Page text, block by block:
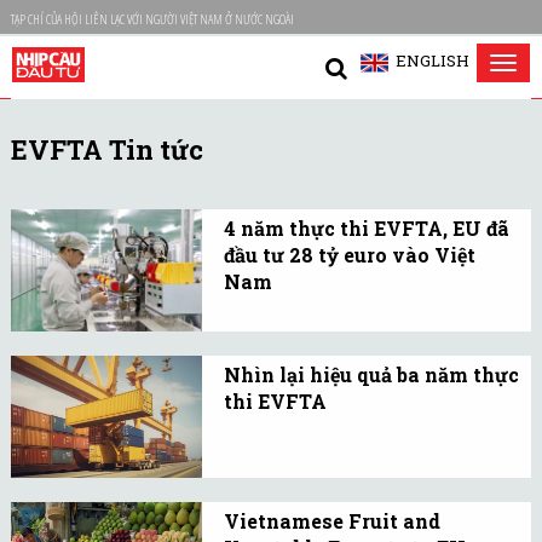
TẠP CHÍ CỦA HỘI LIÊN LẠC VỚI NGƯỜI VIỆT NAM Ở NƯỚC NGOÀI
ENGLISH
EVFTA Tin tức
4 năm thực thi EVFTA, EU đã
đầu tư 28 tỷ euro vào Việt
Nam
với các nhà đầu tư châu
Âu.
Nhìn lại hiệu quả ba năm thực
thi EVFTA
trưởng đáng kể, đặc biệt
là sắt thép với mức tăng
Vietnamese Fruit and